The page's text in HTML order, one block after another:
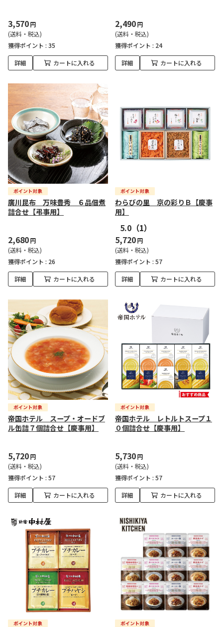
3,570円
(送料・税込)
獲得ポイント : 35
詳細 カートに入れる
2,490円
(送料・税込)
獲得ポイント : 24
詳細 カートに入れる
廣川昆布 万味豊秀 ６品佃煮
詰合せ【弔事用】
2,680円
(送料・税込)
獲得ポイント : 26
詳細 カートに入れる
わらびの里 京の彩りＢ【慶事
用】
5.0 （1）
5,720円
(送料・税込)
獲得ポイント : 57
詳細 カートに入れる
帝国ホテル スープ・オードブ
ル缶詰７個詰合せ【慶事用】
5,720円
(送料・税込)
獲得ポイント : 57
詳細 カートに入れる
帝国ホテル レトルトスープ１
０個詰合せ【慶事用】
5,730円
(送料・税込)
獲得ポイント : 57
詳細 カートに入れる